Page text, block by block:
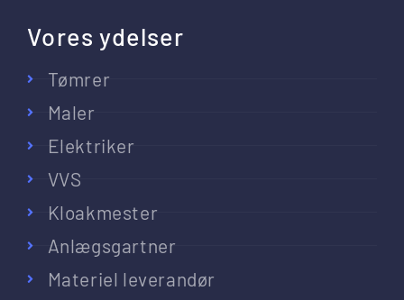
Vores ydelser
Tømrer
Maler
Elektriker
VVS
Kloakmester
Anlægsgartner
Materiel leverandør